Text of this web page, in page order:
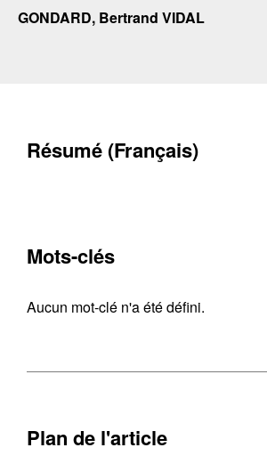
GONDARD, Bertrand VIDAL
Résumé (Français)
Mots-clés
Aucun mot-clé n'a été défini.
Plan de l'article